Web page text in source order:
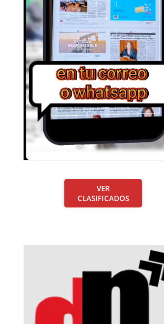
VER
CLASIFICADOS